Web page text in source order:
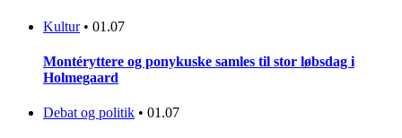
Kultur • 01.07
Montéryttere og ponykuske samles til stor løbsdag i
Holmegaard
Debat og politik • 01.07